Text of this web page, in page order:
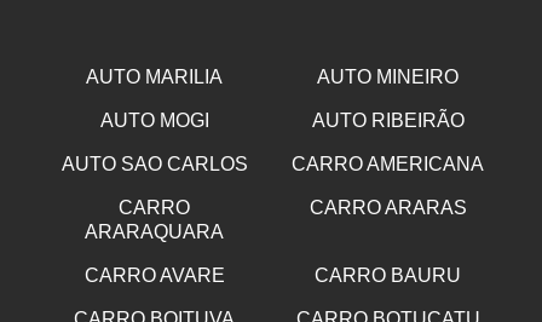
AUTO MARILIA AUTO MINEIRO
AUTO MOGI AUTO RIBEIRÃO
AUTO SAO CARLOS CARRO AMERICANA
CARRO
ARARAQUARA
CARRO ARARAS
CARRO AVARE CARRO BAURU